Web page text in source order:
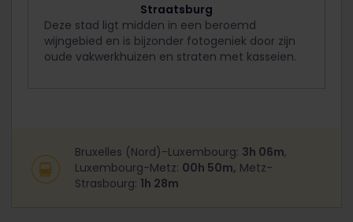
Straatsburg
Deze stad ligt midden in een beroemd
wijngebied en is bijzonder fotogeniek door zijn
oude vakwerkhuizen en straten met kasseien.
Bruxelles (Nord)-Luxembourg: 3h 06m,
Luxembourg-Metz: 00h 50m, Metz-
Strasbourg: 1h 28m